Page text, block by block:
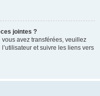
jointes ?
avez transférées, veuillez
et suivre les liens vers